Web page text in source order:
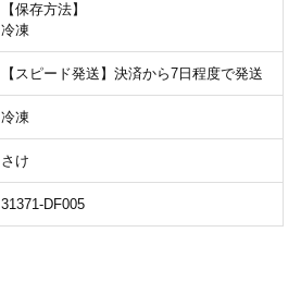
【保存方法】
冷凍
【スピード発送】決済から7日程度で発送
冷凍
さけ
31371-DF005